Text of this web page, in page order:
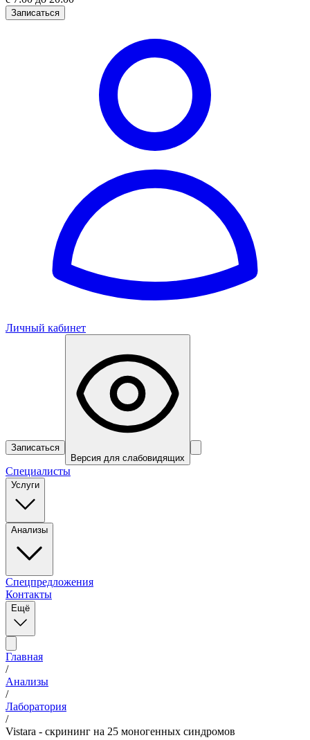
Записаться
Личный кабинет
Записаться
Версия для слабовидящих
Специалисты
Услуги
Анализы
Спецпредложения
Контакты
Ещё
Главная
/
Анализы
/
Лаборатория
/
Vistara - скрининг на 25 моногенных синдромов